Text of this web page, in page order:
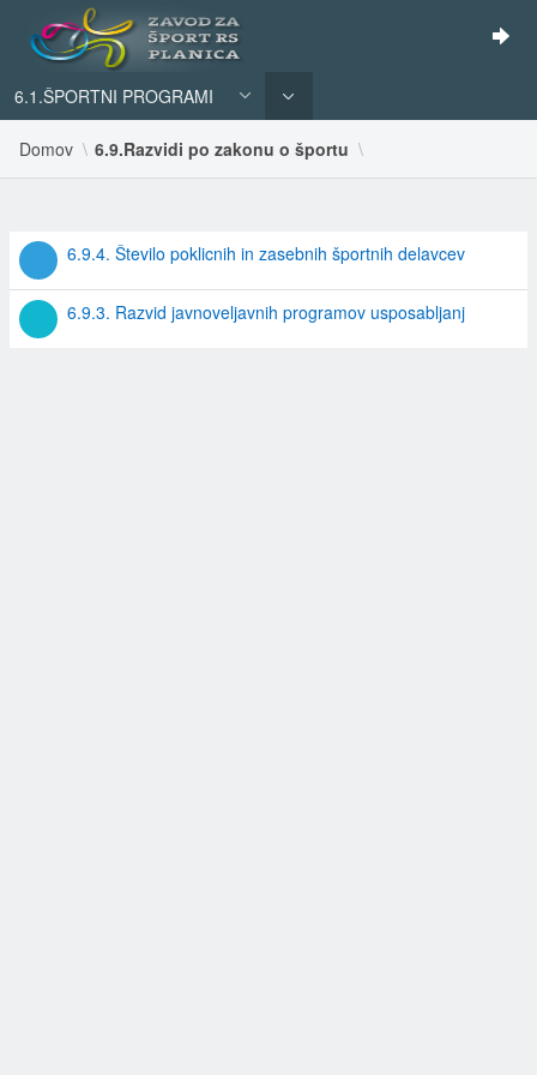
6.1.ŠPORTNI PROGRAMI
Domov 6.9.Razvidi po zakonu o športu
REZULTATI
ISKANJA
6.9.4. Število poklicnih in zasebnih športnih delavcev
6.9.3. Razvid javnoveljavnih programov usposabljanj